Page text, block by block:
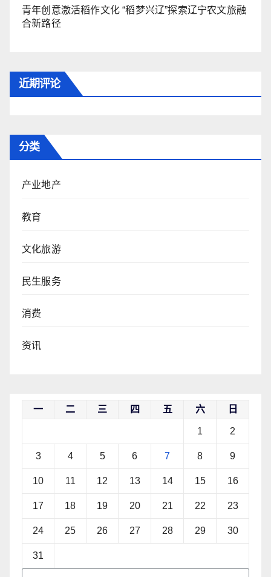
青年创意激活稻作文化 “稻梦兴辽”探索辽宁农文旅融
合新路径
近期评论
分类
产业地产
教育
文化旅游
民生服务
消费
资讯
一 二 三 四 五 六 日
1 2
3 4 5 6 7 8 9
10 11 12 13 14 15 16
17 18 19 20 21 22 23
24 25 26 27 28 29 30
31